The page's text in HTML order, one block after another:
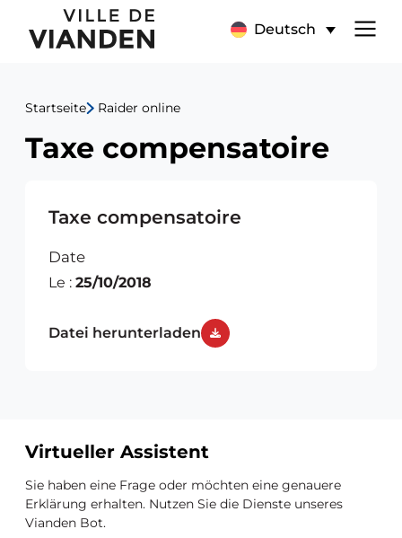
Taxe
compensatoire
Deutsch
Hauptnavigationsmenü
Startseite Raider online
Taxe compensatoire
Taxe compensatoire
Date
Le : 25/10/2018
Datei herunterladen
Zusätzliche
Ressourcen
Virtueller Assistent
Sie haben eine Frage oder möchten eine genauere
Erklärung erhalten. Nutzen Sie die Dienste unseres
Vianden Bot.